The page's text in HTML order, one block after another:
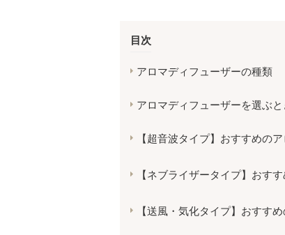
目次
アロマディフューザーの種類
アロマディフューザーを選ぶ
【超音波タイプ】おすすめの
【ネブライザータイプ】おす
【送風・気化タイプ】おすす